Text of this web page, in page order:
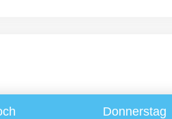
Donnerstag